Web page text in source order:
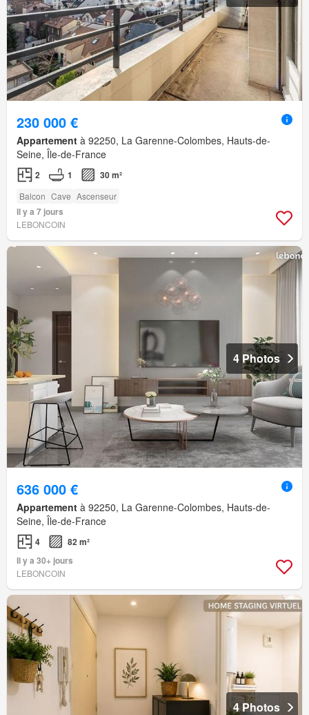
230 000 €
Appartement à 92250, La Garenne-Colombes, Hauts-de-
Seine, Île-de-France
2 1 30 m²
Balcon Cave Ascenseur
Il y a 7 jours
LEBONCOIN
4 Photos
636 000 €
Appartement à 92250, La Garenne-Colombes, Hauts-de-
Seine, Île-de-France
4
82 m²
Il y a 30+ jours
LEBONCOIN
4 Photos